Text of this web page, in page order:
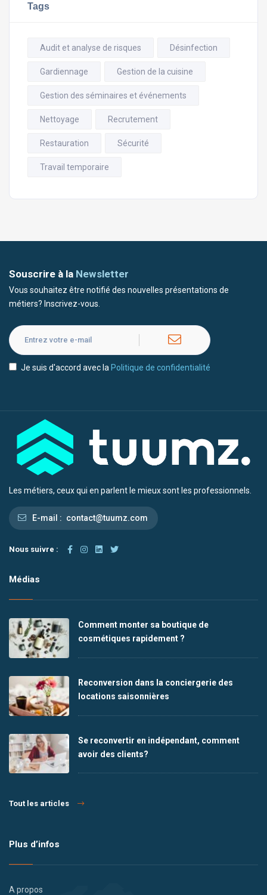
Tags
Audit et analyse de risques Désinfection
Gardiennage Gestion de la cuisine
Gestion des séminaires et événements
Nettoyage Recrutement
Restauration Sécurité
Travail temporaire
Souscrire à la Newsletter
Vous souhaitez être notifié des nouvelles présentations de
métiers? Inscrivez-vous.
Je suis d'accord avec la Politique de confidentialité
Les métiers, ceux qui en parlent le mieux sont les professionnels.
E-mail : contact@tuumz.com
Nous suivre :
Médias
Comment monter sa boutique de
cosmétiques rapidement ?
Reconversion dans la conciergerie des
locations saisonnières
Se reconvertir en indépendant, comment
avoir des clients?
Tout les articles
Plus d’infos
A propos